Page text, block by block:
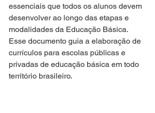
essenciais que todos os alunos devem
desenvolver ao longo das etapas e
modalidades da Educação Básica.
Esse documento guia a elaboração de
currículos para escolas públicas e
privadas de educação básica em todo
território brasileiro.